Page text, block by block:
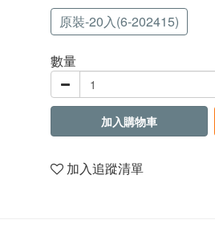
原裝-20入(6-202415)
數量
加入購物車
加入追蹤清單